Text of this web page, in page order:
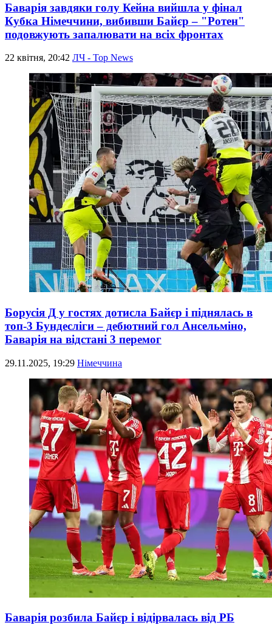
Баварія завдяки голу Кейна вийшла у фінал
Кубка Німеччини, вибивши Байєр – "Ротен"
подовжують запалювати на всіх фронтах
22 квітня, 20:42 ЛЧ - Top News
Борусія Д у гостях дотисла Байєр і піднялась в
топ-3 Бундесліги – дебютний гол Ансельміно,
Баварія на відстані 3 перемог
29.11.2025, 19:29 Німеччина
Баварія розбила Байєр і відірвалась від РБ